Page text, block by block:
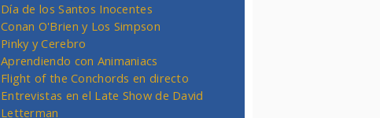
Día de los Santos Inocentes
Conan O'Brien y Los Simpson
Pinky y Cerebro
Aprendiendo con Animaniacs
Flight of the Conchords en directo
Entrevistas en el Late Show de David
Letterman